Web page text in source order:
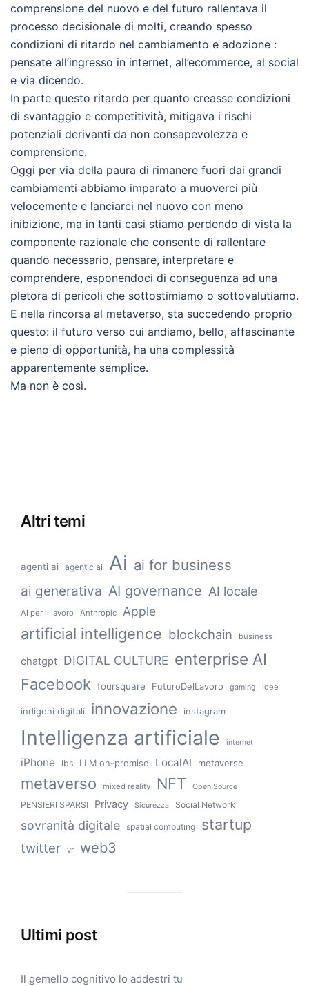
comprensione del nuovo e del futuro rallentava il
processo decisionale di molti, creando spesso
condizioni di ritardo nel cambiamento e adozione :
pensate all’ingresso in internet, all’ecommerce, al social
e via dicendo.
In parte questo ritardo per quanto creasse condizioni
di svantaggio e competitività, mitigava i rischi
potenziali derivanti da non consapevolezza e
comprensione.
Oggi per via della paura di rimanere fuori dai grandi
cambiamenti abbiamo imparato a muoverci più
velocemente e lanciarci nel nuovo con meno
inibizione, ma in tanti casi stiamo perdendo di vista la
componente razionale che consente di rallentare
quando necessario, pensare, interpretare e
comprendere, esponendoci di conseguenza ad una
pletora di pericoli che sottostimiamo o sottovalutiamo.
E nella rincorsa al metaverso, sta succedendo proprio
questo: il futuro verso cui andiamo, bello, affascinante
e pieno di opportunità, ha una complessità
apparentemente semplice.
Ma non è così.
Altri temi
agenti ai agentic ai Ai ai for business
ai generativa AI governance AI locale
AI per il lavoro Anthropic Apple
artificial intelligence blockchain business
chatgpt DIGITAL CULTURE enterprise AI
Facebook foursquare FuturoDelLavoro gaming idee
indigeni digitali innovazione instagram
Intelligenza artificiale internet
iPhone lbs LLM on-premise LocalAI metaverse
metaverso mixed reality NFT Open Source
PENSIERI SPARSI Privacy Sicurezza Social Network
sovranità digitale spatial computing startup
twitter vr web3
Ultimi post
Il gemello cognitivo lo addestri tu